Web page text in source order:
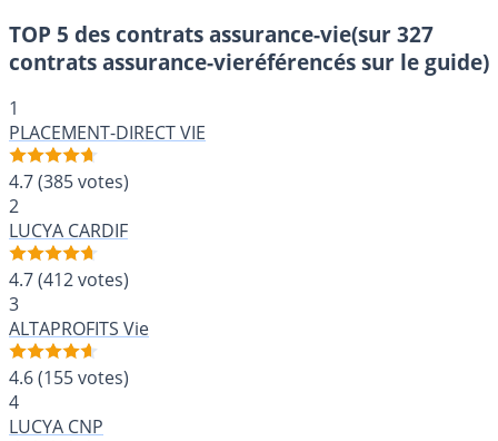
TOP 5 des contrats assurance-vie(sur 327
contrats assurance-vieréférencés sur le guide)
1
PLACEMENT-DIRECT VIE
4.7(385 votes)
2
LUCYA CARDIF
4.7(412 votes)
3
ALTAPROFITS Vie
4.6(155 votes)
4
LUCYA CNP